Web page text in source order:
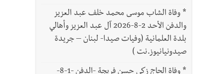
* وفاة الشاب موسى محمد خلف عبد العزيز
والدفن الأحد 2-8-2026 آل عبد العزيز وأهالي
بلدة العلمانية (وفيات صيدا- لبنان – جريدة
صيدونيانيوز.نت )
*
وفاة الحاج زكي حسن فريجة -الدفن -1-8-